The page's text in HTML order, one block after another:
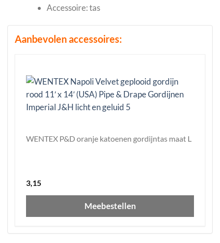
Accessoire: tas
Aanbevolen accessoires:
WENTEX P&D oranje katoenen gordijntas maat L
3,15
Meebestellen